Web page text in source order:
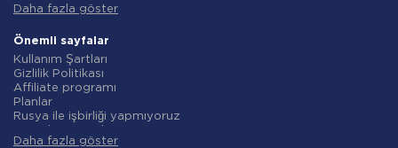
Entegrasyon Salesforce CRM
Entegrasyon Notion
Entegrasyon AWeber
Entegrasyon Asana
Entegrasyon ZOHO CRM
Entegrasyon Webhooks
Entegrasyon GetResponse
Entegrasyon WooCommerce
Entegrasyon Infobip
Entegrasyon AtomPark
Entegrasyon TXTImpact
Entegrasyon Campaign Monitor
Entegrasyon CM.com
Entegrasyon D7 Networks
Entegrasyon SMS.to
Entegrasyon SMSGlobal
Entegrasyon Textlocal
Daha fazla göster
Önemli sayfalar
Kullanım Şartları
Gizlilik Politikası
Affiliate programı
Planlar
Rusya ile işbirliği yapmıyoruz
iade politikasi
Daha fazla göster